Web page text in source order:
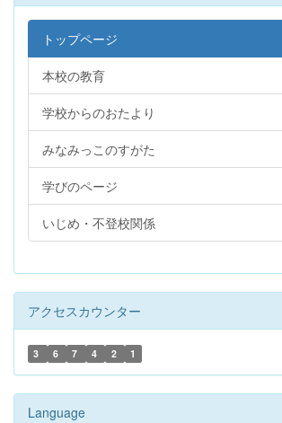
トップページ
本校の教育
学校からのおたより
みなみっこのすがた
学びのページ
いじめ・不登校関係
アクセスカウンター
3 6 7 4 2 1
Language